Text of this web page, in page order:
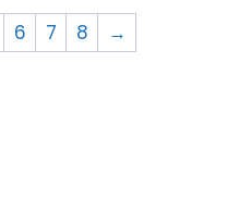
6 7 8 →